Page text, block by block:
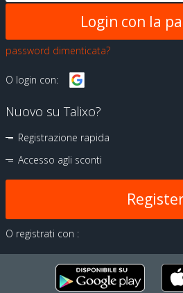
password dimenticata?
O login con:
Nuovo su Talixo?
Registrazione rapida
Accesso agli sconti
O registrati con :